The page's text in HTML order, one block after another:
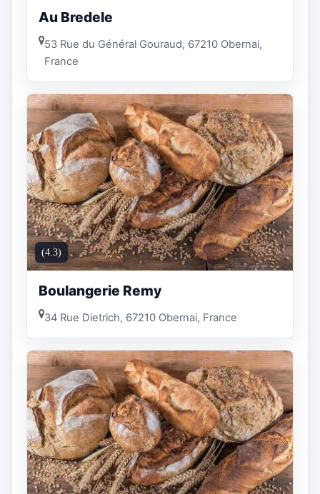
Au Bredele
53 Rue du Général Gouraud, 67210 Obernai,
France
(4.3)
Boulangerie Remy
34 Rue Dietrich, 67210 Obernai, France